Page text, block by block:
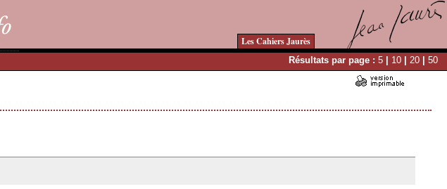
Les Cahiers Jaurès
Résultats par page : 5 | 10 | 20 | 50